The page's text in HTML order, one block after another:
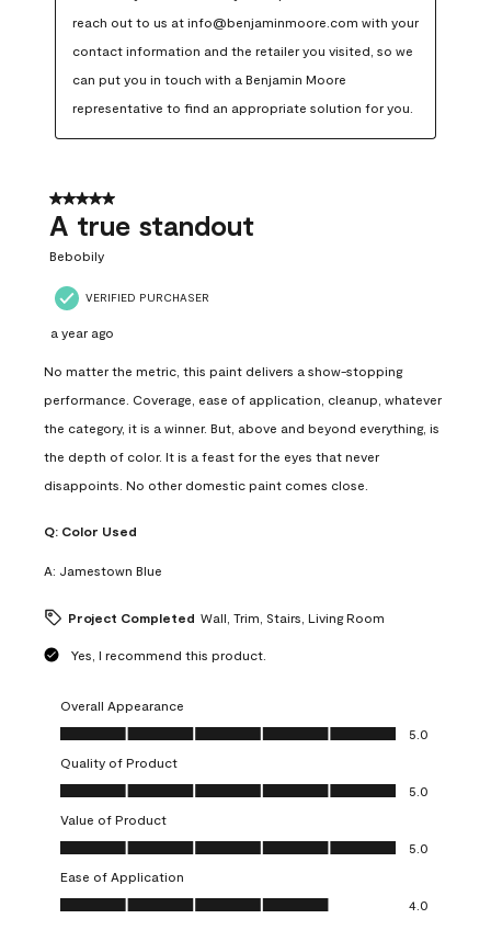
reach out to us at info@benjaminmoore.com with your
contact information and the retailer you visited, so we
can put you in touch with a Benjamin Moore
representative to find an appropriate solution for you.
5 out of 5 stars.
A true standout
Bebobily
VERIFIED PURCHASER
a year ago
No matter the metric, this paint delivers a show-stopping
performance. Coverage, ease of application, cleanup, whatever
the category, it is a winner. But, above and beyond everything, is
the depth of color. It is a feast for the eyes that never
disappoints. No other domestic paint comes close.
Q: Color Used
A: Jamestown Blue
Project Completed Wall, Trim, Stairs, Living Room
Yes, I recommend this product.
Overall Appearance
Overall Appearance, 5.0 out of 5
5.0
Quality of Product
Quality of Product, 5.0 out of 5
5.0
Value of Product
Value of Product, 5.0 out of 5
5.0
Ease of Application
Ease of Application, 4.0 out of 5
4.0